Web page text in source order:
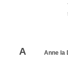
A Anne la